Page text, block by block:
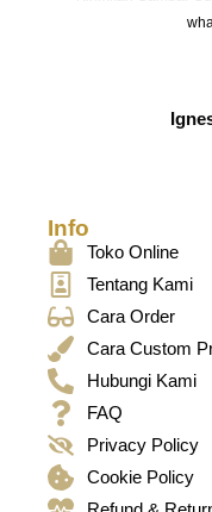
Info
Toko Online
Tentang Kami
Cara Order
Cara Custom
Hubungi Kami
FAQ
Privacy Policy
Cookie Policy